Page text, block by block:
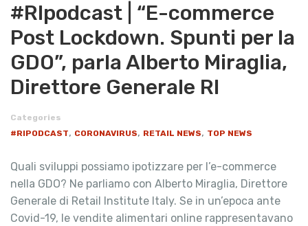
#RIpodcast | “E-commerce
Post Lockdown. Spunti per la
GDO”, parla Alberto Miraglia,
Direttore Generale RI
Categories
#RIPODCAST, CORONAVIRUS, RETAIL NEWS, TOP NEWS
Quali sviluppi possiamo ipotizzare per l’e-commerce
nella GDO? Ne parliamo con Alberto Miraglia, Direttore
Generale di Retail Institute Italy. Se in un’epoca ante
Covid-19, le vendite alimentari online rappresentavano